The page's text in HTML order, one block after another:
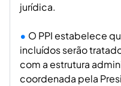
jurídica.
O PPI estabelece
incluídos serão
com a estrutura
coordenada pela